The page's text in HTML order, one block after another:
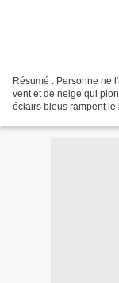
Résumé : Personne ne
vent et de neige qui
éclairs bleus rampent le